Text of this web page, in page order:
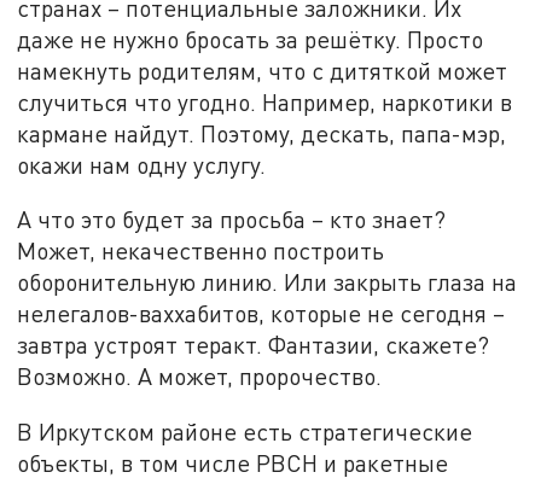
странах – потенциальные заложники. Их
даже не нужно бросать за решётку. Просто
намекнуть родителям, что с дитяткой может
случиться что угодно. Например, наркотики в
кармане найдут. Поэтому, дескать, папа-мэр,
окажи нам одну услугу.
А что это будет за просьба – кто знает?
Может, некачественно построить
оборонительную линию. Или закрыть глаза на
нелегалов-ваххабитов, которые не сегодня –
завтра устроят теракт. Фантазии, скажете?
Возможно. А может, пророчество.
В Иркутском районе есть стратегические
объекты, в том числе РВСН и ракетные